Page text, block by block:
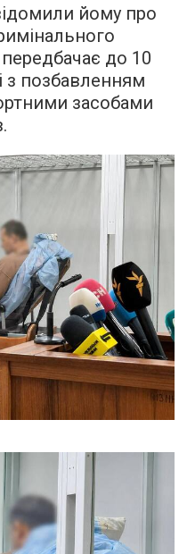
йому про
передбачає до 10
з позбавленням
засобами